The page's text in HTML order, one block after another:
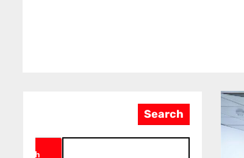
Search
Search